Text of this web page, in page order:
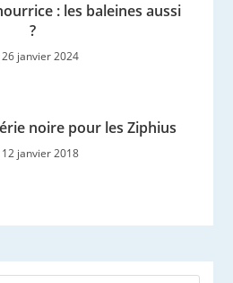
: les baleines aussi
?
26 janvier 2024
noire pour les Ziphius
12 janvier 2018